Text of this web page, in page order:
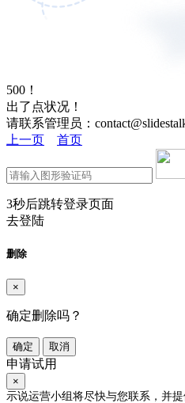
500！
出了点状况！
请联系管理员：
上一页
首页
3秒后跳转登录页面
去登陆
删除
×
确定删除吗？
确定 取消
申请试用
×
示说运营小组将尽快与您联系，并